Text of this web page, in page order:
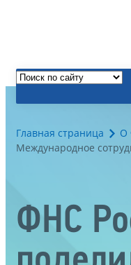
Главная страница
О
Международное
ФНС